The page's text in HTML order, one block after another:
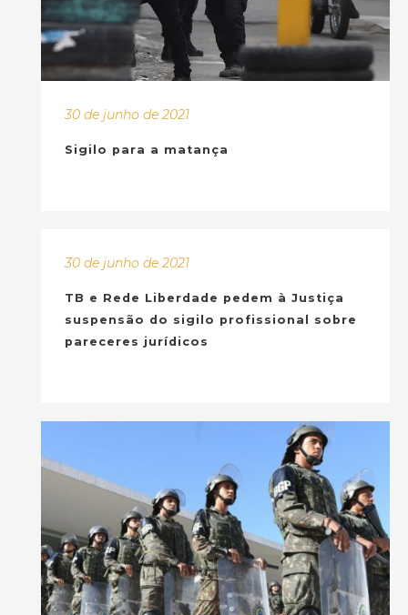
30 de junho de 2021
Sigilo para a matança
30 de junho de 2021
TB e Rede Liberdade pedem à Justiça
suspensão do sigilo profissional sobre
pareceres jurídicos